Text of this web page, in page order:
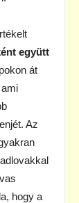
együtt
át
Az
hogy a